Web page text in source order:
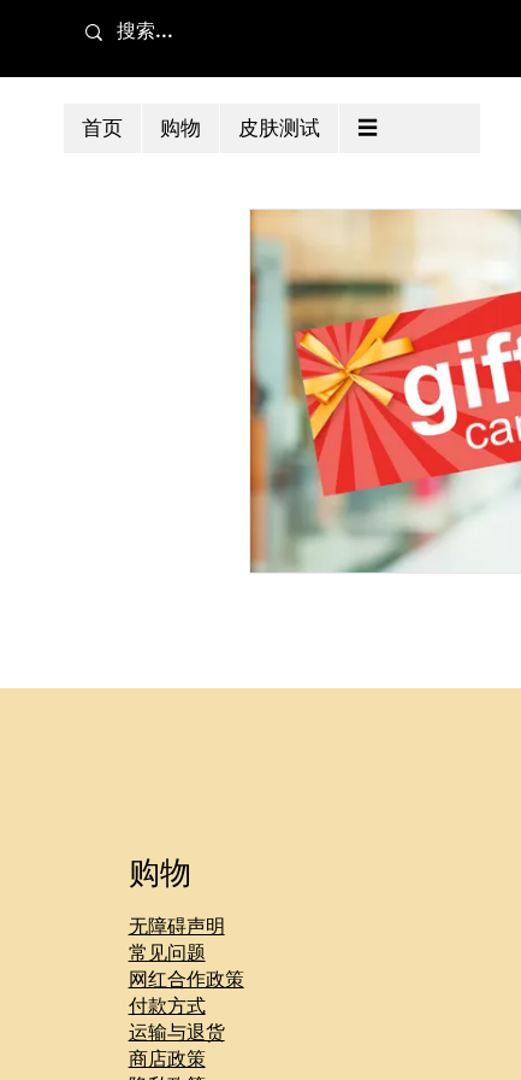
首页 购物 皮肤测试 ☰
购物
无障碍声明
常见问题
网红合作政策
付款方式
运输与退货
商店政策